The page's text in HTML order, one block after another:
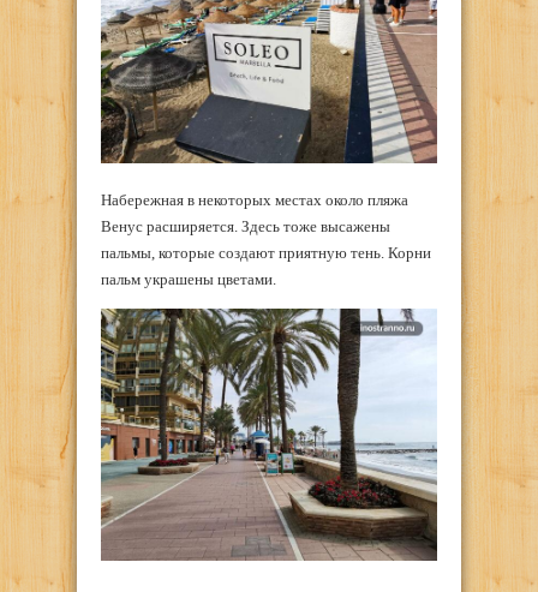
Набережная в некоторых местах около пляжа
Венус расширяется. Здесь тоже высажены
пальмы, которые создают приятную тень. Корни
пальм украшены цветами.